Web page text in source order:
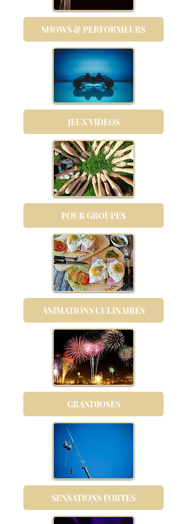
SHOWS & PERFORMEURS
JEUX VIDEOS
POUR GROUPES
ANIMATIONS CULINAIRES
GRANDIOSES
SENSATIONS FORTES